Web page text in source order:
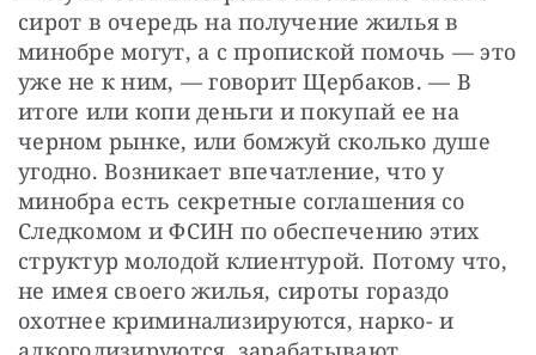
сирот в очередь на получение жилья в
минобре могут, а с пропиской помочь — это
уже не к ним, — говорит Щербаков. — В
итоге или копи деньги и покупай ее на
черном рынке, или бомжуй сколько душе
угодно. Возникает впечатление, что у
минобра есть секретные соглашения со
Следкомом и ФСИН по обеспечению этих
структур молодой клиентурой. Потому что,
не имея своего жилья, сироты гораздо
охотнее криминализируются, нарко- и